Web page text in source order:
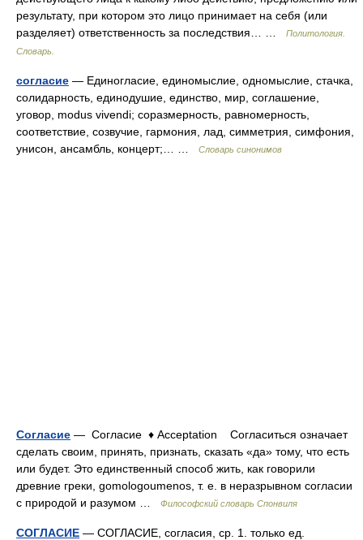
результату, при котором это лицо принимает на себя (или
разделяет) ответственность за последствия… …
Политология.
Словарь.
согласие — Единогласие, единомыслие, одномыслие, стачка,
солидарность, единодушие, единство, мир, соглашение,
уговор, modus vivendi; соразмерность, равномерность,
соответствие, созвучие, гармония, лад, симметрия, симфония,
унисон, ансамбль, концерт;… …
Словарь синонимов
Согласие — Согласие ♦ Acceptation Согласиться означает
сделать своим, принять, признать, сказать «да» тому, что есть
или будет. Это единственный способ жить, как говорили
древние греки, gomologoumenos, т. е. в неразрывном согласии
с природой и разумом …
Философский словарь Спонвиля
СОГЛАСИЕ — СОГЛАСИЕ, согласия, ср. 1. только ед.